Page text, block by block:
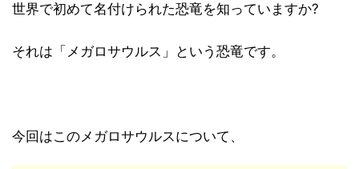
世界で初めて名付けられた恐竜を知っていますか?
それは「メガロサウルス」という恐竜です。
今回はこのメガロサウルスについて、